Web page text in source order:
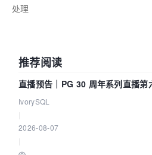
处理
推荐阅读
直播预告｜PG 30 周年系列直播第
核——我们改得动吗？我们贡献了什
IvorySQL
2026-08-07